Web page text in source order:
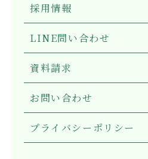
採用情報
LINE問い合わせ
資料請求
お問い合わせ
プライバシーポリシー